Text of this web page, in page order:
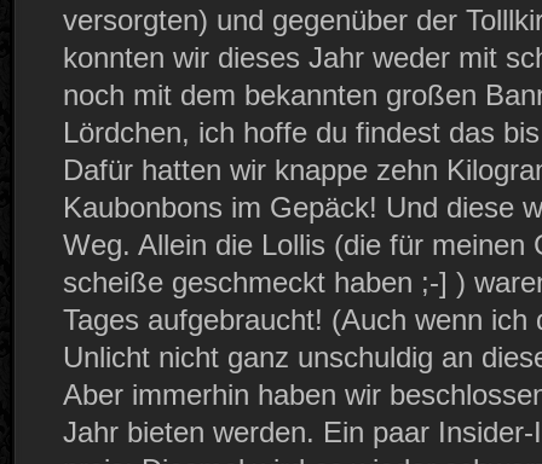
versorgten) und gegenüber der
konnten wir dieses Jahr weder mit
noch mit dem bekannten großen
Lördchen, ich hoffe du findest das
Dafür hatten wir knappe zehn
Kaubonbons im Gepäck! Und diese
Weg. Allein die Lollis (die für meinen
scheiße geschmeckt haben ;-] )
Tages aufgebraucht! (Auch wenn ich
Unlicht nicht ganz unschuldig an
Aber immerhin haben wir
Jahr bieten werden. Ein paar